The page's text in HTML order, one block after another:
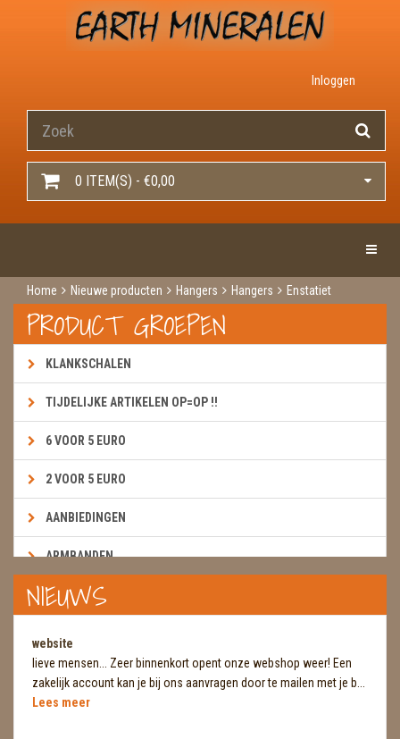
Inloggen
0 ITEM(S) - €0,00
Home Nieuwe producten Hangers Hangers Enstatiet
PRODUCT GROEPEN
KLANKSCHALEN
TIJDELIJKE ARTIKELEN OP=OP !!
6 VOOR 5 EURO
2 VOOR 5 EURO
AANBIEDINGEN
ARMBANDEN
BOEKEN & KAARTEN E.A.R.T.H.
BROEKZAKSTENEN
CADEAUBONNEN
NIEUWS
website
lieve mensen... Zeer binnenkort opent onze webshop weer! Een
zakelijk account kan je bij ons aanvragen door te mailen met je b...
Lees meer